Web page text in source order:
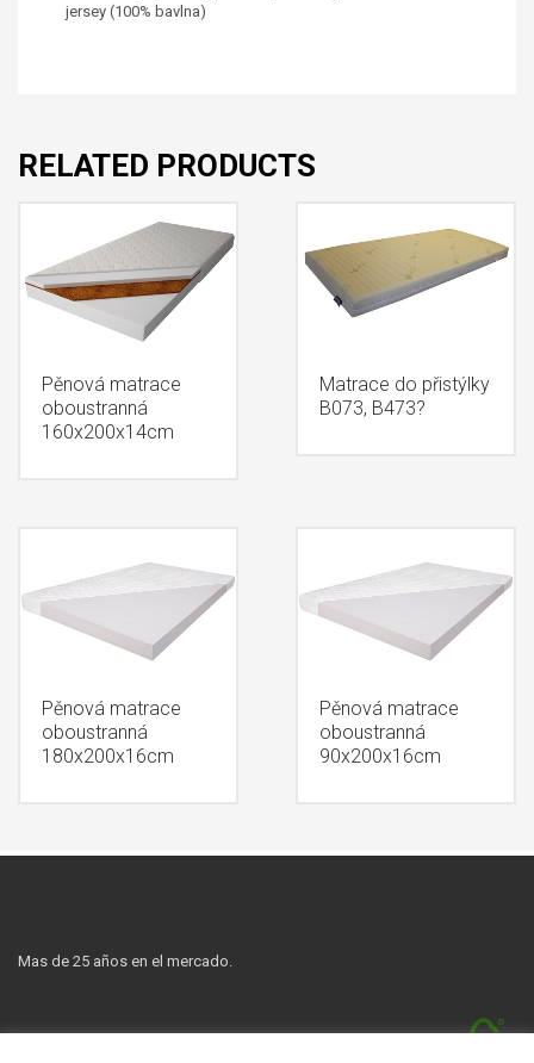
jersey (100% bavlna)
RELATED PRODUCTS
Pěnová matrace
oboustranná
160x200x14cm
Matrace do přistýlky
B073, B473?
Pěnová matrace
oboustranná
180x200x16cm
Pěnová matrace
oboustranná
90x200x16cm
Mas de 25 años en el mercado.